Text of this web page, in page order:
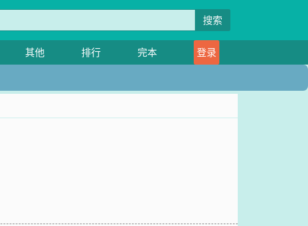
搜索
其他 排行 完本
登录